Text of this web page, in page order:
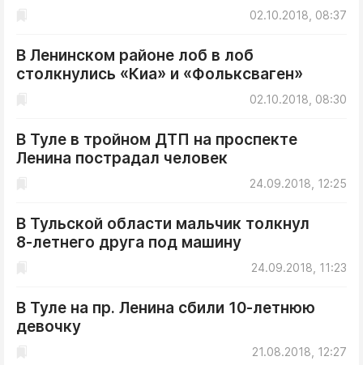
02.10.2018, 08:37
В Ленинском районе лоб в лоб
столкнулись «Киа» и «Фольксваген»
02.10.2018, 08:30
В Туле в тройном ДТП на проспекте
Ленина пострадал человек
24.09.2018, 12:25
В Тульской области мальчик толкнул
8-летнего друга под машину
24.09.2018, 11:23
В Туле на пр. Ленина сбили 10-летнюю
девочку
21.08.2018, 12:27